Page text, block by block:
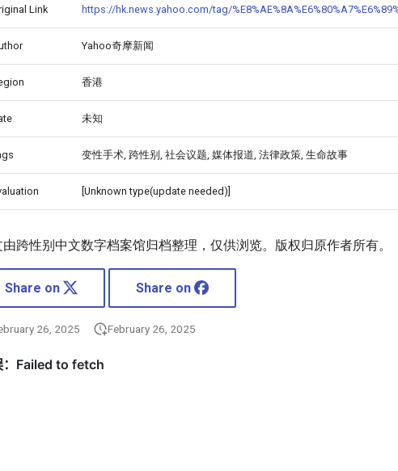
Link https://hk.news.yahoo.com/tag/
Yahoo奇摩新闻
香港
未知
变性手术, 跨性别, 社会议题, 媒体报道, 法律政策, 生命故事
[Unknown type(update needed)]
跨性别中文数字档案馆归档整理，仅供浏览。版权归原作者所有。
Share on Share on
26, 2025 February 26, 2025